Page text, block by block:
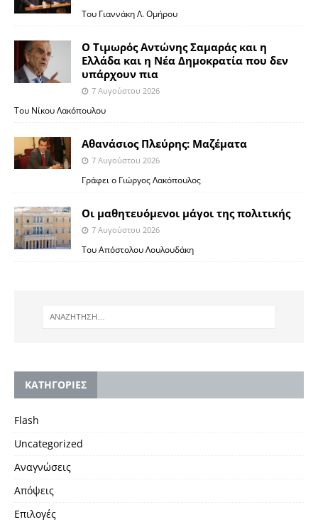
Του Γιαννάκη Λ. Ομήρου
Ο Τιμωρός Αντώνης Σαμαράς και η
Ελλάδα και η Νέα Δημοκρατία που δεν
υπάρχουν πια
7 Αυγούστου 2026
Του Νίκου Λακόπουλου
Αθανάσιος Πλεύρης: Μαζέματα
7 Αυγούστου 2026
Γράφει ο Γιώργος Λακόπουλος
Οι μαθητευόμενοι μάγοι της πολιτικής
7 Αυγούστου 2026
Του Απόστολου Λουλουδάκη
KΑΤΗΓΟΡΙΕΣ
Flash
Uncategorized
Αναγνώσεις
Απόψεις
Επιλογές